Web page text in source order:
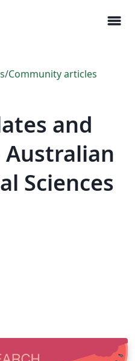
menu
/Community articles
and
Sciences